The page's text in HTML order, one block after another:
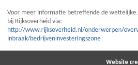
Voor meer informatie betreffende de
bij Rijksoverheid via:
http://www.rijksoverheid.nl/onderwerpen/
inbraak/bedrijveninvesteringszone
Website